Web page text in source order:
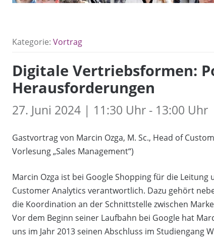
Kategorie: Vortrag
Digitale Vertriebsformen:
Herausforderungen
27. Juni 2024 | 11:30 Uhr - 13:00 Uhr
Gastvortrag von Marcin Ozga, M. Sc., Head of
Vorlesung „Sales Management“)
Marcin Ozga ist bei Google Shopping für die
Customer Analytics verantwortlich. Dazu gehört
die Koordination an der Schnittstelle zwischen
Vor dem Beginn seiner Laufbahn bei Google hat
uns im Jahr 2013 seinen Abschluss im Studiengang